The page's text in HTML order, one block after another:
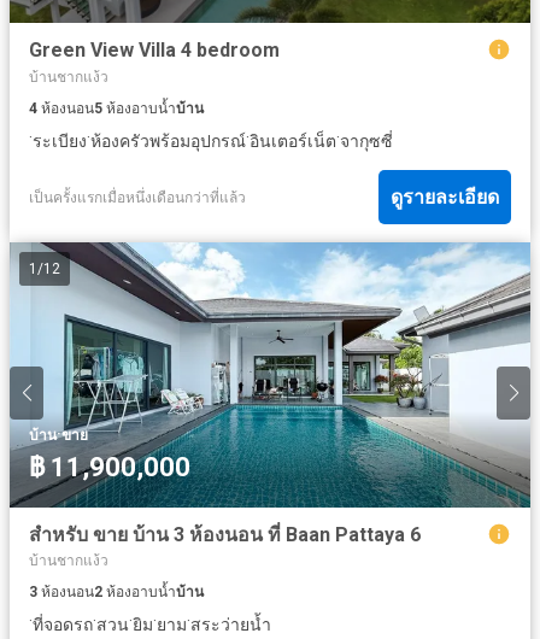
Green View Villa 4 bedroom
บ้านชากแง้ว
4 ห้องนอน5 ห้องอาบน้ำบ้าน
·ระเบียง·ห้องครัวพร้อมอุปกรณ์·อินเตอร์เน็ต·จากุซซี่
เป็นครั้งแรกเมื่อหนึ่งเดือนกว่าที่แล้ว ดูรายละเอียด
1 /12
บ้าน·ขาย
฿ 11,900,000
สำหรับ ขาย บ้าน 3 ห้องนอน ที่ Baan Pattaya 6
บ้านชากแง้ว
3 ห้องนอน2 ห้องอาบน้ำบ้าน
·ที่จอดรถ·สวน·ยิม·ยาม·สระว่ายน้ำ